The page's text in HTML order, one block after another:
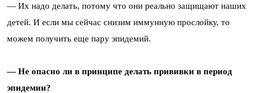
— Их надо делать, потому что они реально защищают наших
детей. И если мы сейчас снизим иммунную прослойку, то
можем получить еще пару эпидемий.
— Не опасно ли в принципе делать прививки в период
эпидемии?